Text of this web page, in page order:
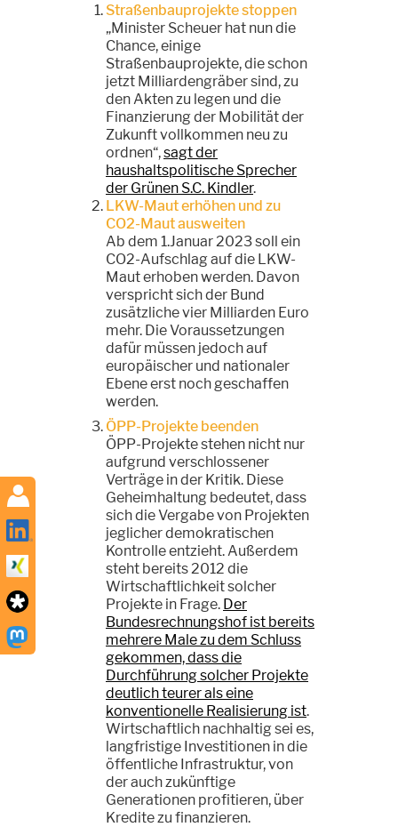
Straßenbauprojekte stoppen
„Minister Scheuer hat nun die
Chance, einige
Straßenbauprojekte, die schon
jetzt Milliardengräber sind, zu
den Akten zu legen und die
Finanzierung der Mobilität der
Zukunft vollkommen neu zu
ordnen“,sagt der
haushaltspolitische Sprecher
der Grünen S.C. Kindler.
LKW-Maut erhöhen und zu
CO2-Maut ausweiten
Ab dem 1.Januar 2023 soll ein
CO2-Aufschlag auf die LKW-
Maut erhoben werden. Davon
verspricht sich der Bund
zusätzliche vier Milliarden Euro
mehr. Die Voraussetzungen
dafür müssen jedoch auf
europäischer und nationaler
Ebene erst noch geschaffen
werden.
ÖPP-Projekte beenden
ÖPP-Projekte stehen nicht nur
aufgrund verschlossener
Verträge in der Kritik. Diese
Geheimhaltung bedeutet, dass
sich die Vergabe von Projekten
jeglicher demokratischen
Kontrolle entzieht. Außerdem
steht bereits 2012 die
Wirtschaftlichkeit solcher
Projekte in Frage. Der
Bundesrechnungshof ist bereits
mehrere Male zu dem Schluss
gekommen, dass die
Durchführung solcher Projekte
deutlich teurer als eine
konventionelle Realisierung ist.
Wirtschaftlich nachhaltig sei es,
langfristige Investitionen in die
öffentliche Infrastruktur, von
der auch zukünftige
Generationen profitieren, über
Kredite zu finanzieren.